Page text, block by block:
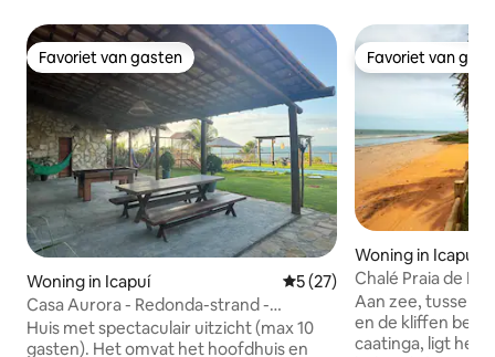
Favoriet van gasten
Favoriet van gasten
Woning in Icapuí Gemiddelde beoordeling
5 (27)
Casa Aurora - Redonda-strand -
Spectaculair uitzicht
Huis met spectaculair uitzicht (max 10
gasten). Het omvat het hoofdhuis en
Favoriet van
Favoriet van
Woning in Icapuí
Chalé Praia de
Aan zee, tussen
en de kliffen
caatinga, ligt het